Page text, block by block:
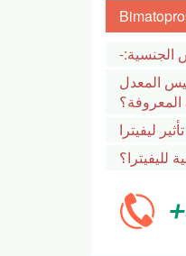
الجنسية:-
المعدل
تأثير ليفيترا
لليفيترا؟